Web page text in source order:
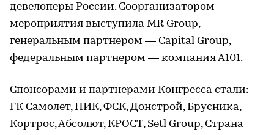
девелоперы России. Соорганизатором
мероприятия выступила MR Group,
генеральным партнером — Capital Group,
федеральным партнером — компания А101.
Спонсорами и партнерами Конгресса стали:
ГК Самолет, ПИК, ФСК, Донстрой, Брусника,
Кортрос, Абсолют, КРОСТ, Setl Group, Страна